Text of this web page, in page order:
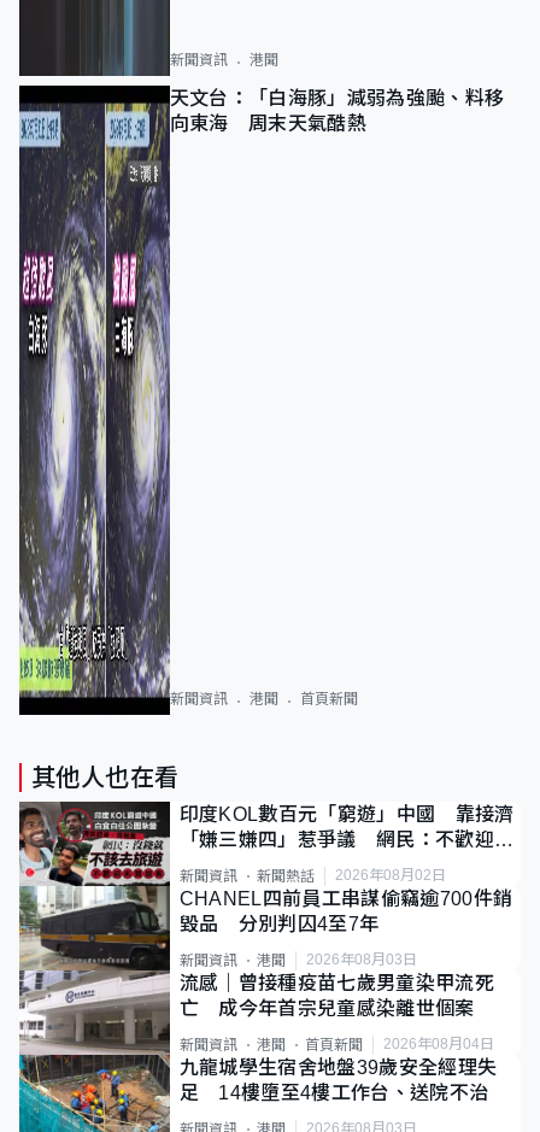
新聞資訊 港聞
天文台：「白海豚」減弱為強颱、料移
向東海 周末天氣酷熱
新聞資訊 港聞 首頁新聞
其他人也在看
印度KOL數百元「窮遊」中國 靠接濟
「嫌三嫌四」惹爭議 網民：不歡迎劣
質旅客
新聞資訊 新聞熱話 2026年08月02日
CHANEL四前員工串謀偷竊逾700件銷
毀品 分別判囚4至7年
新聞資訊 港聞 2026年08月03日
流感｜曾接種疫苗七歲男童染甲流死
亡 成今年首宗兒童感染離世個案
新聞資訊 港聞 首頁新聞 2026年08月04日
九龍城學生宿舍地盤39歲安全經理失
足 14樓墮至4樓工作台、送院不治